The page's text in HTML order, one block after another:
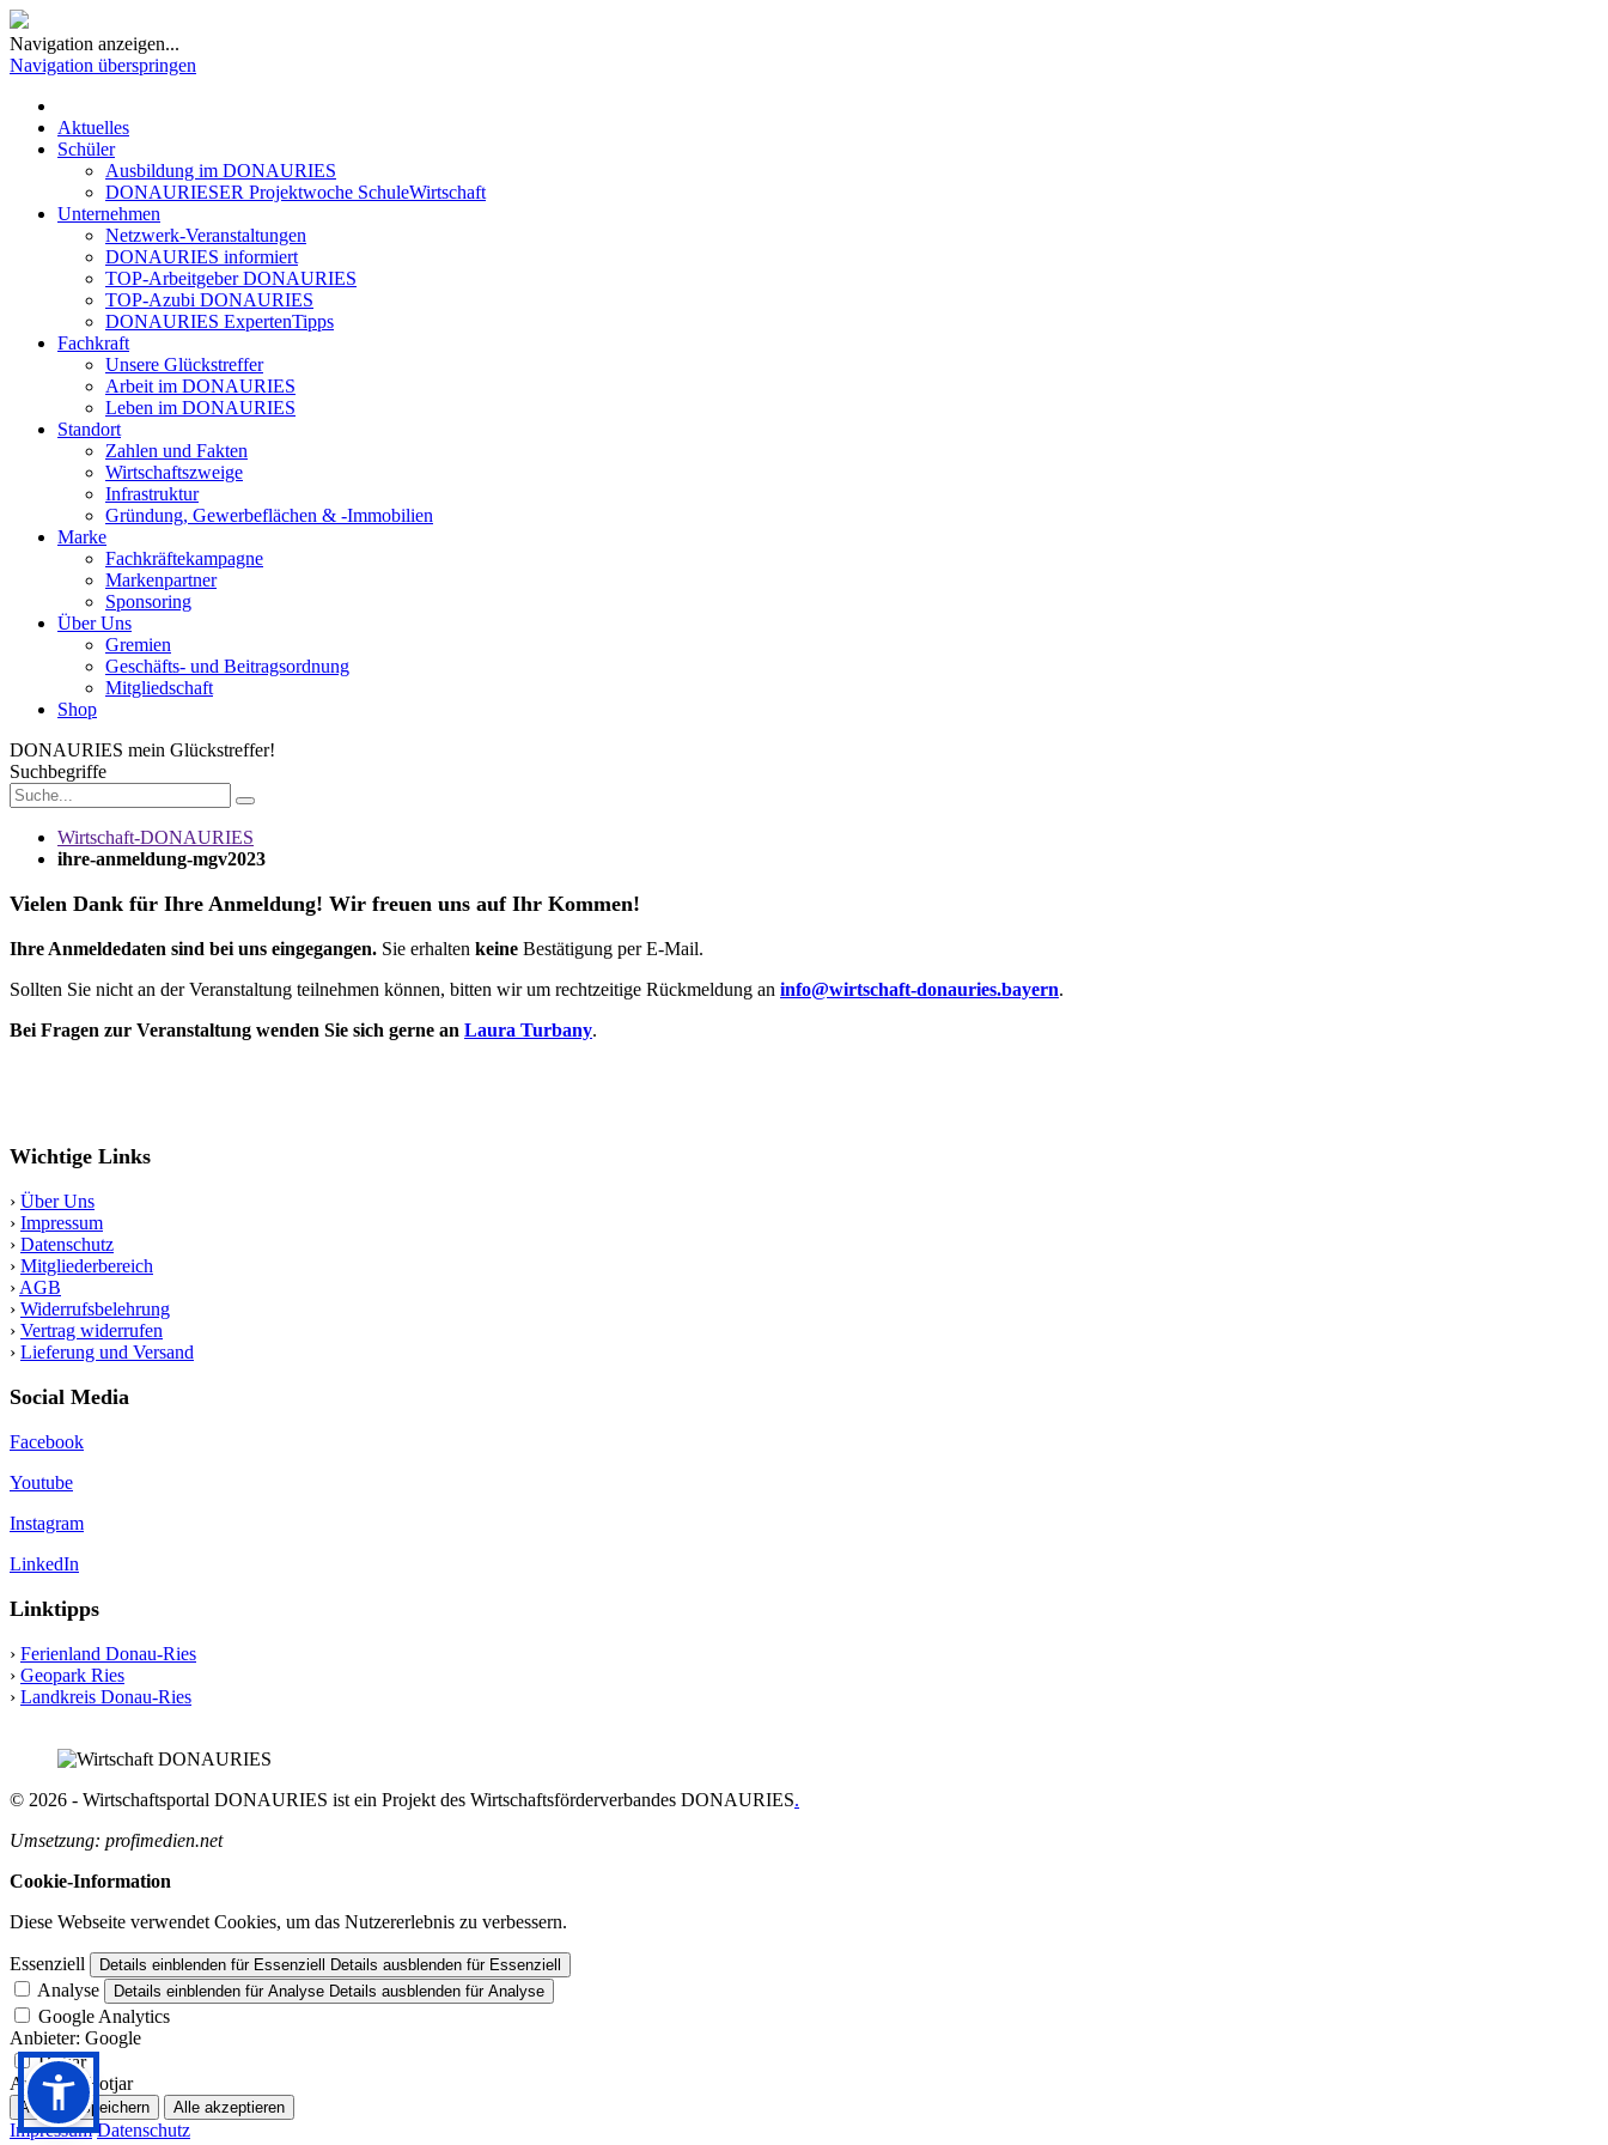
Navigation anzeigen...
Navigation überspringen
Aktuelles
Schüler
Ausbildung im DONAURIES
DONAURIESER Projektwoche SchuleWirtschaft
Unternehmen
Netzwerk-Veranstaltungen
DONAURIES informiert
TOP-Arbeitgeber DONAURIES
TOP-Azubi DONAURIES
DONAURIES ExpertenTipps
Fachkraft
Unsere Glückstreffer
Arbeit im DONAURIES
Leben im DONAURIES
Standort
Zahlen und Fakten
Wirtschaftszweige
Infrastruktur
Gründung, Gewerbeflächen & -Immobilien
Marke
Fachkräftekampagne
Markenpartner
Sponsoring
Über Uns
Gremien
Geschäfts- und Beitragsordnung
Mitgliedschaft
Shop
DONAURIES mein Glückstreffer!
Suchbegriffe
Wirtschaft-DONAURIES
ihre-anmeldung-mgv2023
Vielen Dank für Ihre Anmeldung! Wir freuen uns auf Ihr Kommen!
Ihre Anmeldedaten sind bei uns eingegangen. Sie erhalten keine Bestätigung per E-Mail.
Sollten Sie nicht an der Veranstaltung teilnehmen können, bitten wir um rechtzeitige Rückmeldung an info@wirtschaft-donauries.bayern.
Bei Fragen zur Veranstaltung wenden Sie sich gerne an Laura Turbany.
Wichtige Links
› Über Uns
› Impressum
› Datenschutz
› Mitgliederbereich
› AGB
› Widerrufsbelehrung
› Vertrag widerrufen
› Lieferung und Versand
Social Media
Facebook
Youtube
Instagram
LinkedIn
Linktipps
› Ferienland Donau-Ries
› Geopark Ries
› Landkreis Donau-Ries
© 2026 - Wirtschaftsportal DONAURIES ist ein Projekt des Wirtschaftsförderverbandes DONAURIES.
Umsetzung: profimedien.net
Cookie-Information
Diese Webseite verwendet Cookies, um das Nutzererlebnis zu verbessern.
Essenziell Details einblenden für Essenziell Details ausblenden für Essenziell
Analyse Details einblenden für Analyse Details ausblenden für Analyse
Google Analytics
Anbieter: Google
Hotjar
Anbieter: Hotjar
Auswahl speichern Alle akzeptieren
Impressum Datenschutz